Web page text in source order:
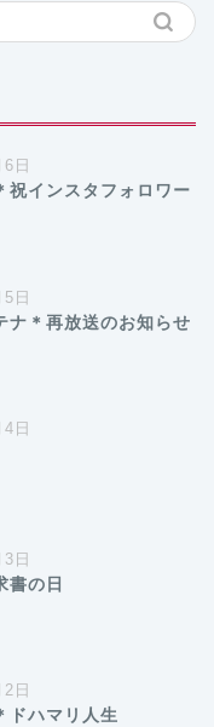
日
祝インスタフォロワー
日
ナ＊再放送のお知らせ
日
日
書の日
日
ドハマリ人生